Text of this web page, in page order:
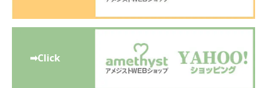
➡Click